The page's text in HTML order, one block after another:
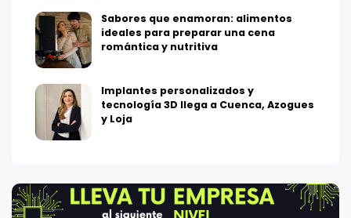
Sabores que enamoran: alimentos
ideales para preparar una cena
romántica y nutritiva
Implantes personalizados y
tecnología 3D llega a Cuenca, Azogues
y Loja